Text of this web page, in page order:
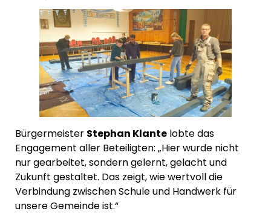
Bürgermeister Stephan Klante lobte das
Engagement aller Beteiligten: „Hier wurde nicht
nur gearbeitet, sondern gelernt, gelacht und
Zukunft gestaltet. Das zeigt, wie wertvoll die
Verbindung zwischen Schule und Handwerk für
unsere Gemeinde ist.“